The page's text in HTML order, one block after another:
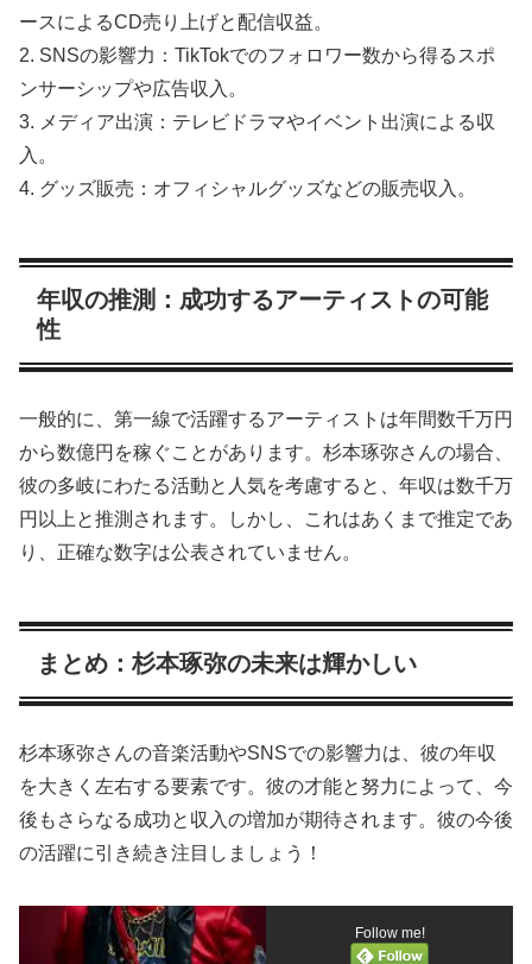
ースによるCD売り上げと配信収益。
2. SNSの影響力：TikTokでのフォロワー数から得るスポ
ンサーシップや広告収入。
3. メディア出演：テレビドラマやイベント出演による収
入。
4. グッズ販売：オフィシャルグッズなどの販売収入。
年収の推測：成功するアーティストの可能
性
一般的に、第一線で活躍するアーティストは年間数千万円
から数億円を稼ぐことがあります。杉本琢弥さんの場合、
彼の多岐にわたる活動と人気を考慮すると、年収は数千万
円以上と推測されます。しかし、これはあくまで推定であ
り、正確な数字は公表されていません。
まとめ：杉本琢弥の未来は輝かしい
杉本琢弥さんの音楽活動やSNSでの影響力は、彼の年収
を大きく左右する要素です。彼の才能と努力によって、今
後もさらなる成功と収入の増加が期待されます。彼の今後
の活躍に引き続き注目しましょう！
Follow me!